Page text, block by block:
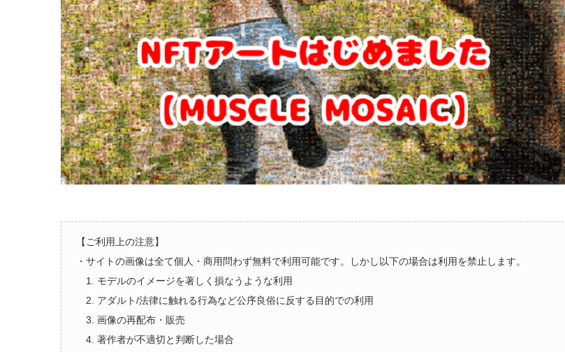
【ご利用上の注意】
・サイトの画像は全て個人・商用問わず無料で利用可能です。しかし以下の場合は利用を禁止します。
1. モデルのイメージを著しく損なうような利用
2. アダルト/法律に触れる行為など公序良俗に反する目的での利用
3. 画像の再配布・販売
4. 著作者が不適切と判断した場合